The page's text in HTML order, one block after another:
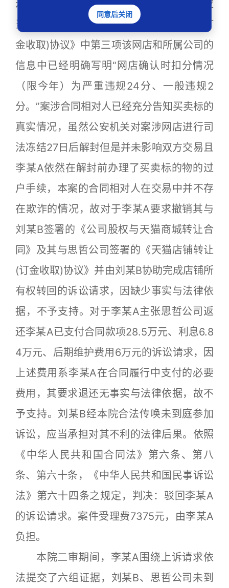
示，并未违反法律规定为有效合同，各方应
当按照合同予以履行。在《天猫店铺转让(订
金收取)协议》中第三项该网店和所属公司的
信息中已经明确写明“网店确认时扣分情况
（限今年）为严重违规24分、一般违规2
分。”案涉合同相对人已经充分告知买卖标的
真实情况，虽然公安机关对案涉网店进行司
法冻结27日后解封但是并未影响双方交易且
李某A依然在解封前办理了买卖标的物的过
户手续，本案的合同相对人在交易中并不存
在欺诈的情况，故对于李某A要求撤销其与
刘某B签署的《公司股权与天猫商城转让合
同》及其与思哲公司签署的《天猫店铺转让
(订金收取)协议》并由刘某B协助完成店铺所
有权转回的诉讼请求，因缺少事实与法律依
据，不予支持。对于李某A主张思哲公司返
还李某A已支付合同款项28.5万元、利息6.8
4万元、后期维护费用6万元的诉讼请求，因
上述费用系李某A在合同履行中支付的必要
费用，其要求退还无事实与法律依据，故不
予支持。刘某B经本院合法传唤未到庭参加
诉讼，应当承担对其不利的法律后果。依照
《中华人民共和国合同法》第六条、第八
条、第六十条，《中华人民共和国民事诉讼
法》第六十四条之规定，判决：驳回李某A
的诉讼请求。案件受理费7375元，由李某A
负担。
本院二审期间，李某A围绕上诉请求依
法提交了六组证据，刘某B、思哲公司未到
同意后关闭